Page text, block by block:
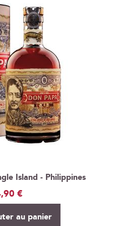
Island - Philippines
€
au panier